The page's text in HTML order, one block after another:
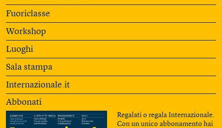
Fuoriclasse
Workshop
Luoghi
Sala stampa
Internazionale.it
Abbonati
Regalati o regala Internazionale.
Con un unico abbonamento hai